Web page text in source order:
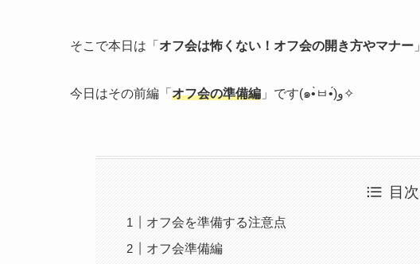
そこで本日は「 オフ会は怖くない！オフ会の開き方やマナー
今日はその前編「 オフ会の準備編 」です(๑•̀ㅂ•́)و✧
目次
オフ会を準備する注意点
オフ会準備編